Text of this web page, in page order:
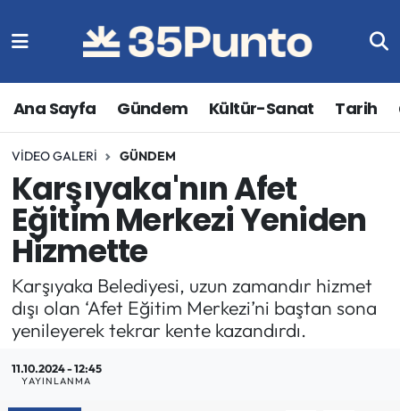
Ana Sayfa Gündem Kültür-Sanat Tarih
VIDEO GALERI GÜNDEM
Karşıyaka'nın Afet
Eğitim Merkezi Yeniden
Hizmette
Karşıyaka Belediyesi, uzun zamandır hizmet
dışı olan ‘Afet Eğitim Merkezi’ni baştan sona
yenileyerek tekrar kente kazandırdı.
11.10.2024 - 12:45
YAYINLANMA